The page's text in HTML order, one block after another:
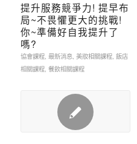
提升服務競爭力! 提早布
局~不畏懼更大的挑戰!
你~準備好自我提升了
嗎?
協會課程, 最新消息, 美妝相關課程, 飯店
相關課程, 餐飲相關課程